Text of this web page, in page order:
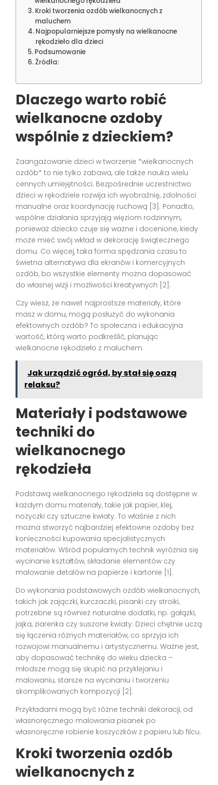
Kroki tworzenia ozdób wielkanocnych z
maluchem
Najpopularniejsze pomysły na wielkanocne
rękodzieło dla dzieci
Podsumowanie
Źródła:
Dlaczego warto robić
wielkanocne ozdoby
wspólnie z dzieckiem?
Zaangażowanie dzieci w tworzenie *wielkanocnych
ozdób* to nie tylko zabawa, ale także nauka wielu
cennych umiejętności. Bezpośrednie uczestnictwo
dzieci w rękodziele rozwija ich wyobraźnię, zdolności
manualne oraz koordynację ruchową [3]. Ponadto,
wspólne działania sprzyjają więziom rodzinnym,
ponieważ dziecko czuje się ważne i docenione, kiedy
może mieć swój wkład w dekorację świątecznego
domu. Co więcej, taka forma spędzania czasu to
świetna alternatywa dla ekranów i komercyjnych
ozdób, bo wszystkie elementy można dopasować
do własnej wizji i możliwości kreatywnych [2].
Czy wiesz, że nawet najprostsze materiały, które
masz w domu, mogą posłużyć do wykonania
efektownych ozdób? To społeczna i edukacyjna
wartość, którą warto podkreślić, planując
wielkanocne rękodzieło z maluchem.
Jak urządzić ogród, by stał się oazą
relaksu?
Materiały i podstawowe
techniki do
wielkanocnego
rękodzieła
Podstawą wielkanocnego rękodzieła są dostępne w
każdym domu materiały, takie jak papier, klej,
nożyczki czy sztuczne kwiaty. To właśnie z nich
można stworzyć najbardziej efektowne ozdoby bez
konieczności kupowania specjalistycznych
materiałów. Wśród popularnych technik wyróżnia się
wycinanie kształtów, składanie elementów czy
malowanie detalów na papierze i kartonie [1].
Do wykonania podstawowych ozdób wielkanocnych,
takich jak zajączki, kurczaczki, pisanki czy stroiki,
potrzebne są również naturalne dodatki, np. gałązki,
jajka, ziarenka czy suszone kwiaty. Dzieci chętnie uczą
się łączenia różnych materiałów, co sprzyja ich
rozwojowi manualnemu i artystycznemu. Ważne jest,
aby dopasować technikę do wieku dziecka –
młodsze mogą się skupić na przyklejaniu i
malowaniu, starsze na wycinaniu i tworzeniu
skomplikowanych kompozycji [2].
Przykładami mogą być różne techniki dekoracji, od
własnoręcznego malowania pisanek po
własnoręczne robienie koszyczków z papieru lub filcu.
Kroki tworzenia ozdób
wielkanocnych z